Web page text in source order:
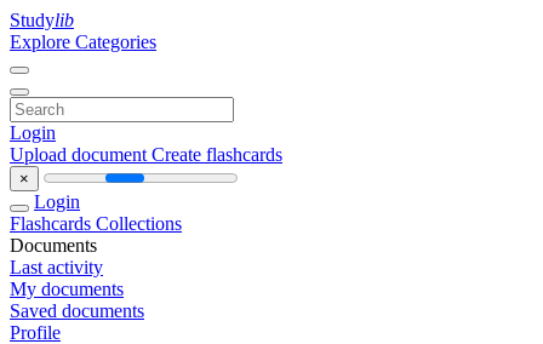
Studylib
Explore Categories
Login
Upload document Create flashcards
×
Login
Flashcards Collections
Documents
Last activity
My documents
Saved documents
Profile